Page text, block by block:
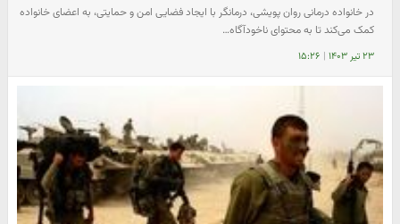
در خانواده درمانی روان پویشی، درمانگر با ایجاد فضایی امن و حمایتی، به اعضای خانواده
کمک می‌کند تا به محتوای ناخودآگاه…
۲۳ تیر ۱۴۰۳ | ۱۵:۲۶